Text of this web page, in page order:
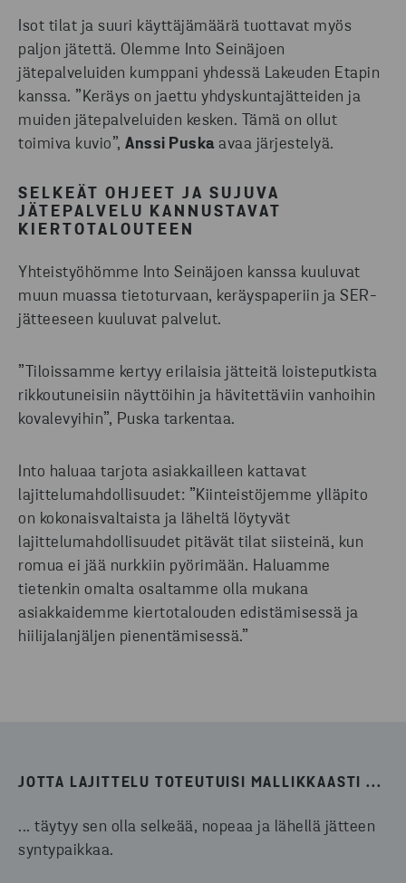
Isot tilat ja suuri käyttäjämäärä tuottavat myös
paljon jätettä. Olemme Into Seinäjoen
jätepalveluiden kumppani yhdessä Lakeuden Etapin
kanssa. ”Keräys on jaettu yhdyskuntajätteiden ja
muiden jätepalveluiden kesken. Tämä on ollut
toimiva kuvio”, Anssi Puska avaa järjestelyä.
SELKEÄT OHJEET JA SUJUVA
JÄTEPALVELU KANNUSTAVAT
KIERTOTALOUTEEN
Yhteistyöhömme Into Seinäjoen kanssa kuuluvat
muun muassa tietoturvaan, keräyspaperiin ja SER-
jätteeseen kuuluvat palvelut.
”Tiloissamme kertyy erilaisia jätteitä loisteputkista
rikkoutuneisiin näyttöihin ja hävitettäviin vanhoihin
kovalevyihin”, Puska tarkentaa.
Into haluaa tarjota asiakkailleen kattavat
lajittelumahdollisuudet: ”Kiinteistöjemme ylläpito
on kokonaisvaltaista ja läheltä löytyvät
lajittelumahdollisuudet pitävät tilat siisteinä, kun
romua ei jää nurkkiin pyörimään. Haluamme
tietenkin omalta osaltamme olla mukana
asiakkaidemme kiertotalouden edistämisessä ja
hiilijalanjäljen pienentämisessä.”
JOTTA LAJITTELU TOTEUTUISI MALLIKKAASTI ...
... täytyy sen olla selkeää, nopeaa ja lähellä jätteen
syntypaikkaa.